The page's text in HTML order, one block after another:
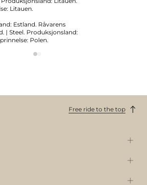
Litauen.
Estland. Råvarens
| Steel. Produksjonsland:
Polen.
Free ride to the top